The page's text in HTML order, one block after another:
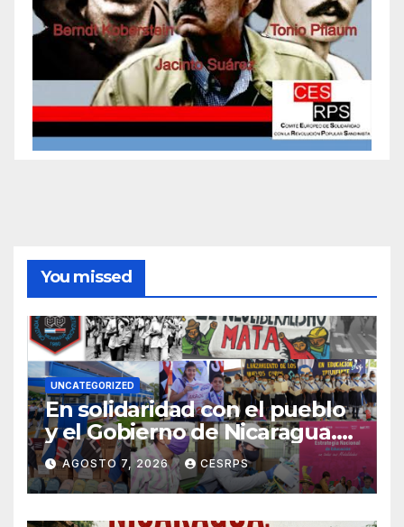
You missed
UNCATEGORIZED
En solidaridad con el pueblo
y el Gobierno de Nicaragua.
En defensa de su soberanía y
de su modelo de democracia
participa
AGOSTO 7, 2026 CESRPS